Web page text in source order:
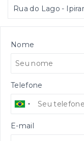
Rua do Lago -
Nome
Telefone
E-mail